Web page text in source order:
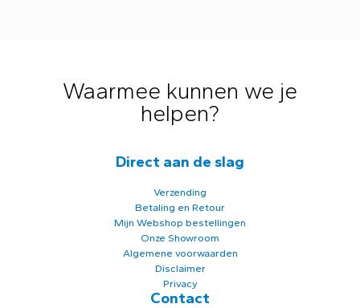
Waarmee kunnen we je
helpen?
Direct aan de slag
Verzending
Betaling en Retour
Mijn Webshop bestellingen
Onze Showroom
Algemene voorwaarden
Disclaimer
Privacy
Contact